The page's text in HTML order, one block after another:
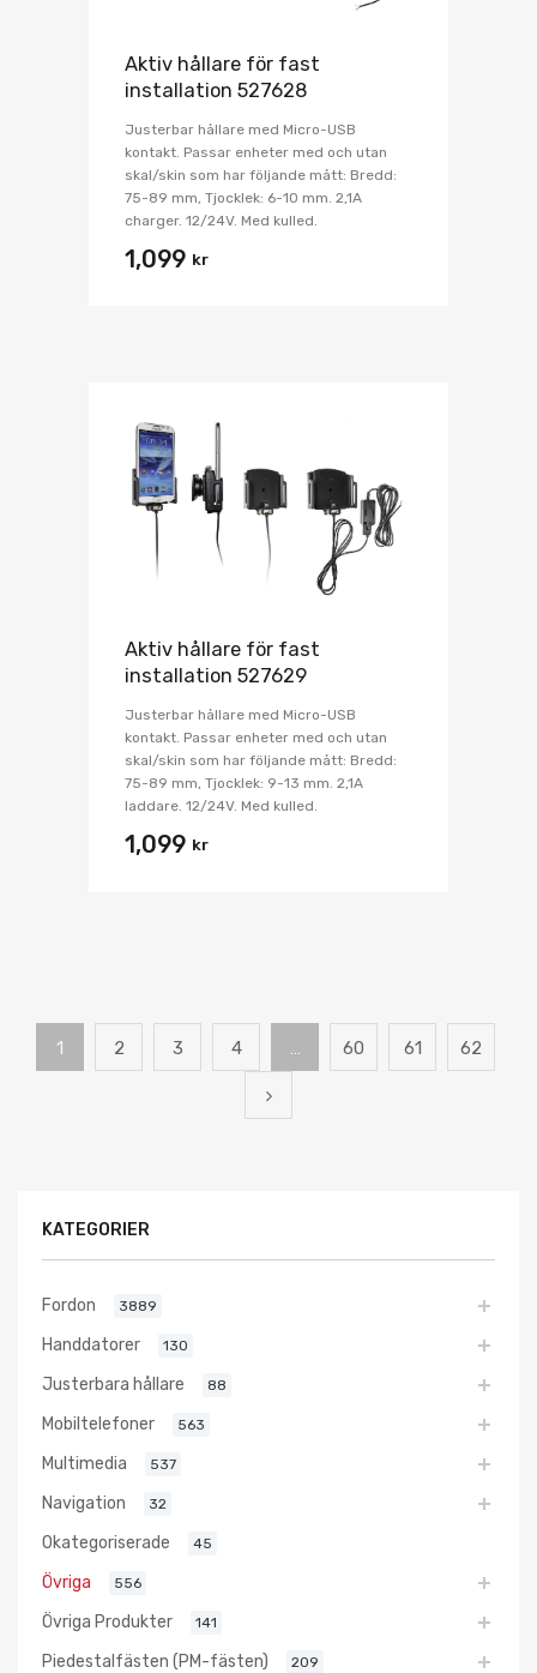
Aktiv hållare för fast
installation 527628
Justerbar hållare med Micro-USB
kontakt. Passar enheter med och utan
skal/skin som har följande mått: Bredd:
75-89 mm, Tjocklek: 6-10 mm. 2,1A
charger. 12/24V. Med kulled.
1,099 kr
Aktiv hållare för fast
installation 527629
Justerbar hållare med Micro-USB
kontakt. Passar enheter med och utan
skal/skin som har följande mått: Bredd:
75-89 mm, Tjocklek: 9-13 mm. 2,1A
laddare. 12/24V. Med kulled.
1,099 kr
1 2 3 4 … 60 61 62
KATEGORIER
Fordon 3889
Handdatorer 130
Justerbara hållare 88
Mobiltelefoner 563
Multimedia 537
Navigation 32
Okategoriserade 45
Övriga 556
Övriga Produkter 141
Piedestalfästen (PM-fästen) 209